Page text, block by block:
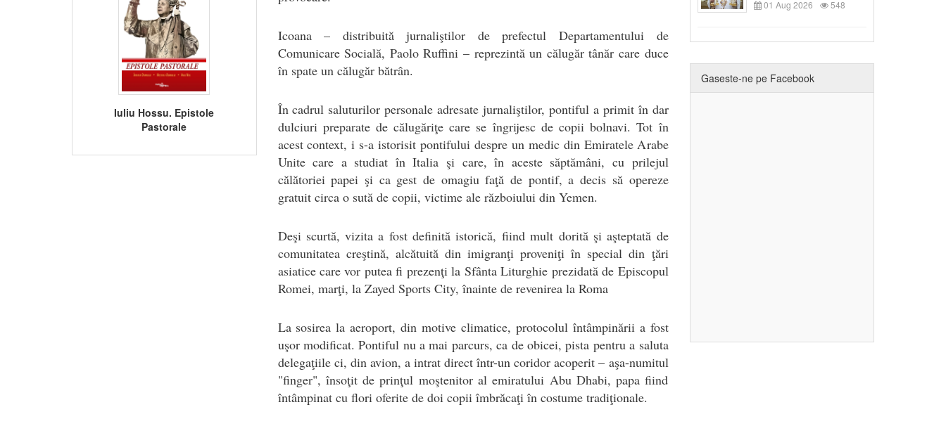
Iuliu Hossu. Epistole
Pastorale
Icoana – distribuită jurnaliştilor de prefectul Departamentului de
Comunicare Socială, Paolo Ruffini – reprezintă un călugăr tânăr care duce
în spate un călugăr bătrân.
În cadrul saluturilor personale adresate jurnaliştilor, pontiful a primit în dar
dulciuri preparate de călugăriţe care se îngrijesc de copii bolnavi. Tot în
acest context, i s-a istorisit pontifului despre un medic din Emiratele Arabe
Unite care a studiat în Italia şi care, în aceste săptămâni, cu prilejul
călătoriei papei şi ca gest de omagiu faţă de pontif, a decis să opereze
gratuit circa o sută de copii, victime ale războiului din Yemen.
Deşi scurtă, vizita a fost definită istorică, fiind mult dorită şi aşteptată de
comunitatea creştină, alcătuită din imigranţi proveniţi în special din ţări
asiatice care vor putea fi prezenţi la Sfânta Liturghie prezidată de Episcopul
Romei, marţi, la Zayed Sports City, înainte de revenirea la Roma
La sosirea la aeroport, din motive climatice, protocolul întâmpinării a fost
uşor modificat. Pontiful nu a mai parcurs, ca de obicei, pista pentru a saluta
delegaţiile ci, din avion, a intrat direct într-un coridor acoperit – aşa-numitul
"finger", însoţit de prinţul moştenitor al emiratului Abu Dhabi, papa fiind
întâmpinat cu flori oferite de doi copii îmbrăcaţi în costume tradiţionale.
01 Aug 2026 548
Gaseste-ne pe Facebook